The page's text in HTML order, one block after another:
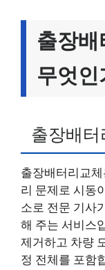
출장
무엇인
출장배터
출장배터리교
리 문제로 시동
소로 전문 기사
해 주는 서비스
제거하고 차량
정 전체를 포함